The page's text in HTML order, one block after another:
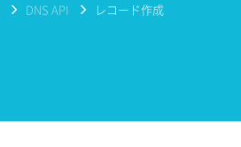
DNS API レコード作成